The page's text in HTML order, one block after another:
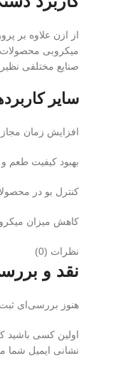
از ازن علاوه بر
میکروبی محصولات
صنایع مختلفی
سایر
افزایش زمان مجاز
بهبود کیفیت طعم
کنترل بو در
کاهش میزان
نظرات (0)
نقد و
هنوز بررسی‌ای
اولین کسی باشید
نشانی ایمیل شما